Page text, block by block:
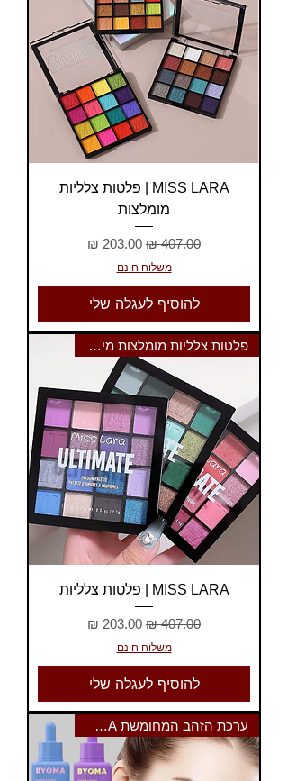
MISS LARA | פלטות צלליות
מומלצות
מחיר רגיל מחיר מבצע
משלוח חינם
להוסיף לעגלה שלי
פלטות צלליות מומלצות מיס לארה
MISS LARA | פלטות צלליות
מחיר רגיל מחיר מבצע
משלוח חינם
להוסיף לעגלה שלי
ערכת הזהב המחומשת BYOMA